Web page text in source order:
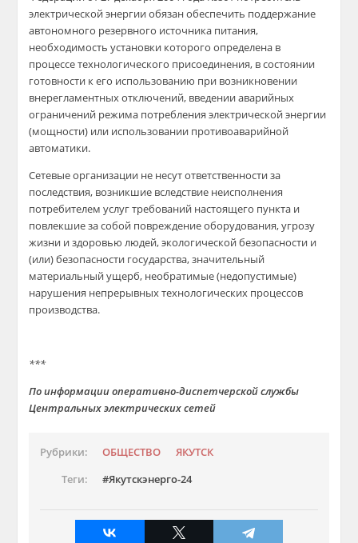
электрической энергии обязан обеспечить поддержание
автономного резервного источника питания,
необходимость установки которого определена в
процессе технологического присоединения, в состоянии
готовности к его использованию при возникновении
внерегламентных отключений, введении аварийных
ограничений режима потребления электрической энергии
(мощности) или использовании противоаварийной
автоматики.
Сетевые организации не несут ответственности за
последствия, возникшие вследствие неисполнения
потребителем услуг требований настоящего пункта и
повлекшие за собой повреждение оборудования, угрозу
жизни и здоровью людей, экологической безопасности и
(или) безопасности государства, значительный
материальный ущерб, необратимые (недопустимые)
нарушения непрерывных технологических процессов
производства.
***
По информации оперативно-диспетчерской службы
Центральных электрических сетей
Рубрики: ОБЩЕСТВО
ЯКУТСК
Теги:
Якутскэнерго-24